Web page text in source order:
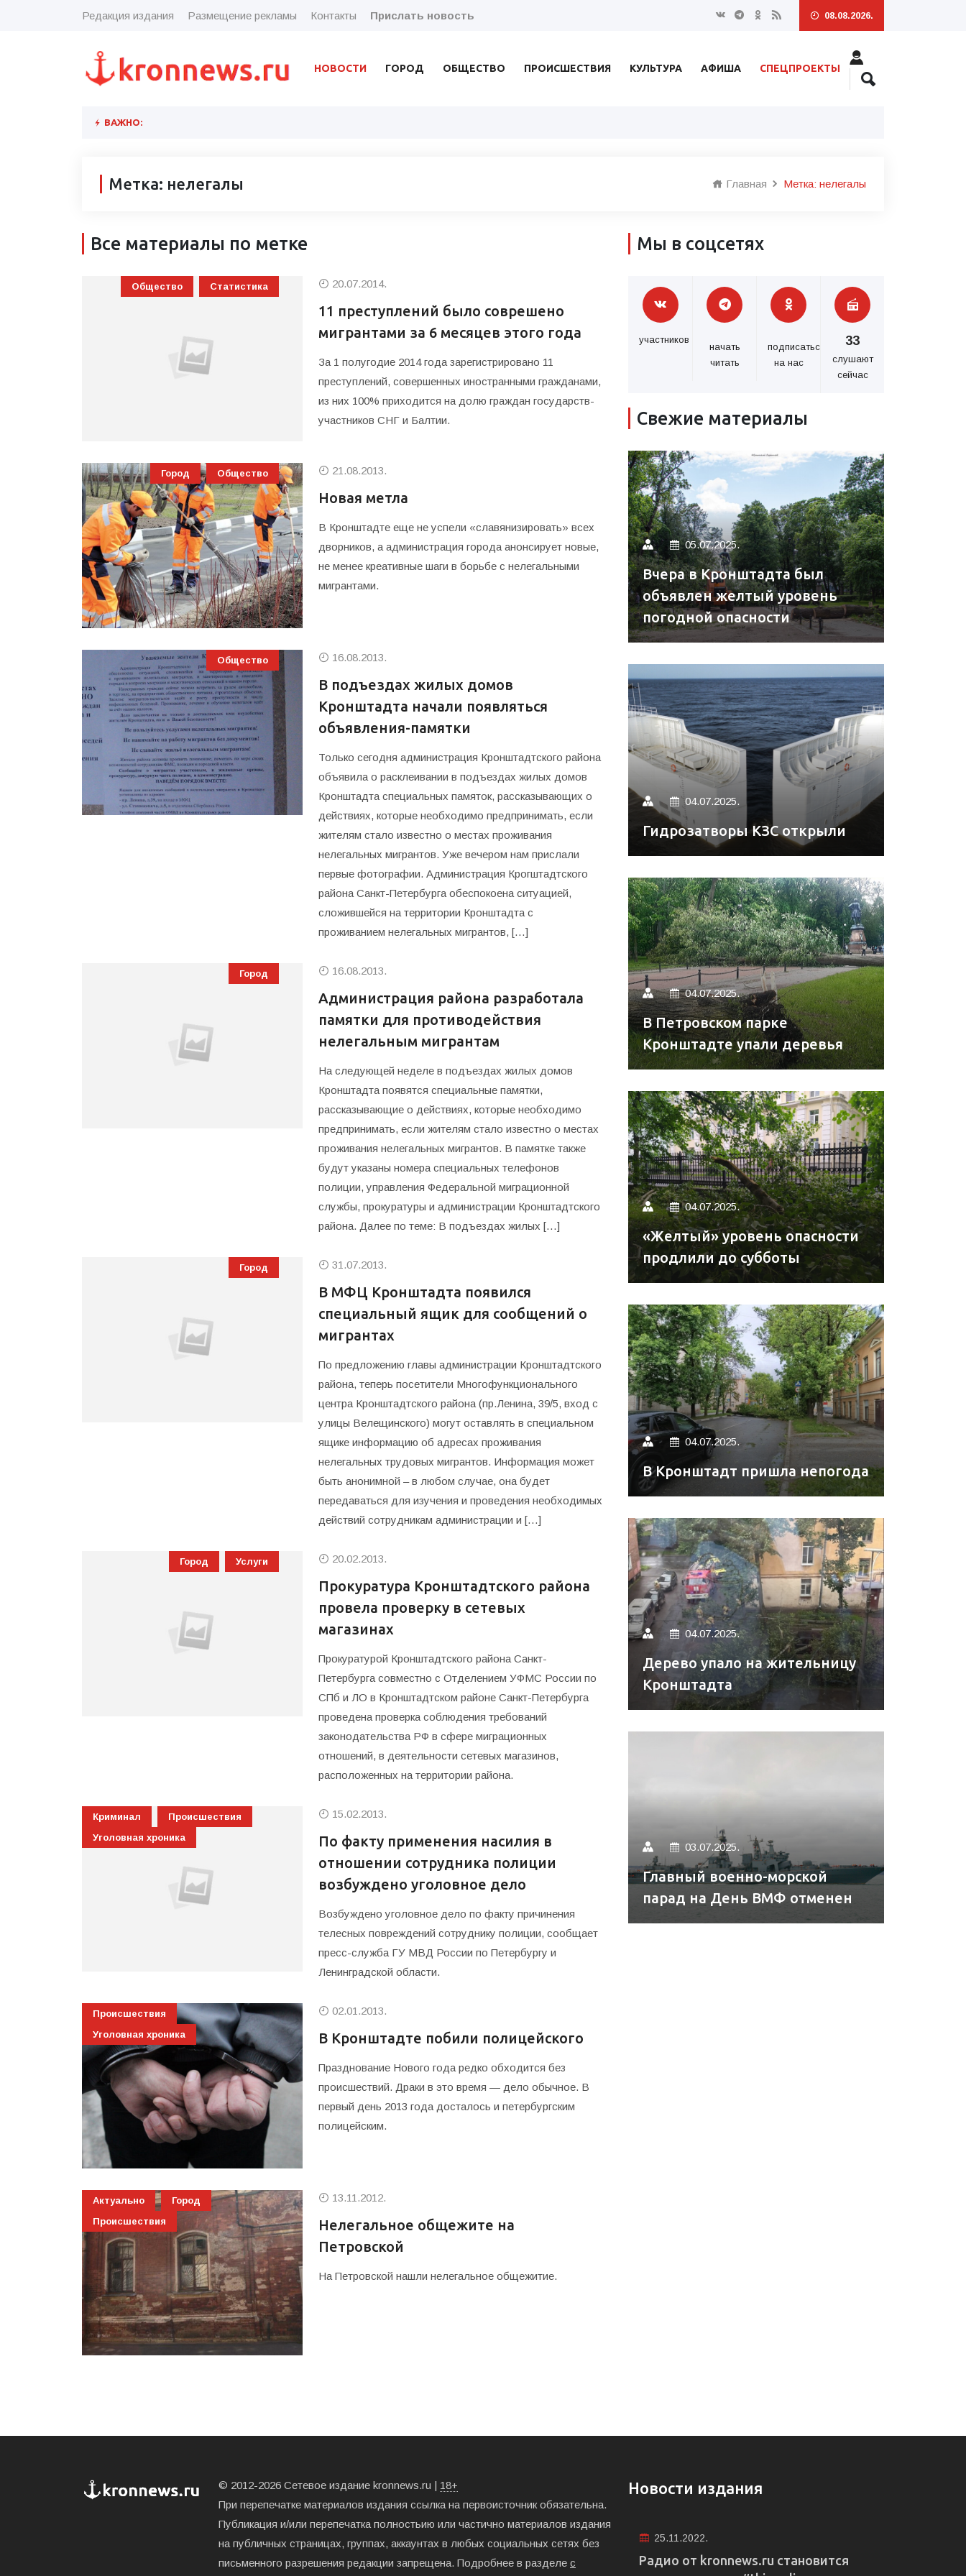
Редакция издания Размещение рекламы Контакты Прислать новость 08.08.2026.
НОВОСТИ ГОРОД ОБЩЕСТВО ПРОИСШЕСТВИЯ КУЛЬТУРА АФИША СПЕЦПРОЕКТЫ
ВАЖНО:
Метка: нелегалы Главная Метка: нелегалы
Все материалы по метке
Общество Статистика 20.07.2014.
11 преступлений было соврешено
мигрантами за 6 месяцев этого года
За 1 полугодие 2014 года зарегистрировано 11
преступлений, совершенных иностранными гражданами,
из них 100% приходится на долю граждан государств-
участников СНГ и Балтии.
Город Общество 21.08.2013.
Новая метла
В Кронштадте еще не успели «славянизировать» всех
дворников, а администрация города анонсирует новые,
не менее креативные шаги в борьбе с нелегальными
мигрантами.
Общество 16.08.2013.
В подъездах жилых домов
Кронштадта начали появляться
объявления-памятки
Только сегодня администрация Кронштадтского района
объявила о расклеивании в подъездах жилых домов
Кронштадта специальных памяток, рассказывающих о
действиях, которые необходимо предпринимать, если
жителям стало известно о местах проживания
нелегальных мигрантов. Уже вечером нам прислали
первые фотографии. Администрация Крогштадтского
района Санкт-Петербурга обеспокоена ситуацией,
сложившейся на территории Кронштадта с
проживанием нелегальных мигрантов, […]
Город 16.08.2013.
Администрация района разработала
памятки для противодействия
нелегальным мигрантам
На следующей неделе в подъездах жилых домов
Кронштадта появятся специальные памятки,
рассказывающие о действиях, которые необходимо
предпринимать, если жителям стало известно о местах
проживания нелегальных мигрантов. В памятке также
будут указаны номера специальных телефонов
полиции, управления Федеральной миграционной
службы, прокуратуры и администрации Кронштадтского
района. Далее по теме: В подъездах жилых […]
Город 31.07.2013.
В МФЦ Кронштадта появился
специальный ящик для сообщений о
мигрантах
По предложению главы администрации Кронштадтского
района, теперь посетители Многофункционального
центра Кронштадтского района (пр.Ленина, 39/5, вход с
улицы Велещинского) могут оставлять в специальном
ящике информацию об адресах проживания
нелегальных трудовых мигрантов. Информация может
быть анонимной – в любом случае, она будет
передаваться для изучения и проведения необходимых
действий сотрудникам администрации и […]
Город Услуги 20.02.2013.
Прокуратура Кронштадтского района
провела проверку в сетевых
магазинах
Прокуратурой Кронштадтского района Санкт-
Петербурга совместно с Отделением УФМС России по
СПб и ЛО в Кронштадтском районе Санкт-Петербурга
проведена проверка соблюдения требований
законодательства РФ в сфере миграционных
отношений, в деятельности сетевых магазинов,
расположенных на территории района.
Криминал
Происшествия
Уголовная хроника
15.02.2013.
По факту применения насилия в
отношении сотрудника полиции
возбуждено уголовное дело
Возбуждено уголовное дело по факту причинения
телесных повреждений сотруднику полиции, сообщает
пресс-служба ГУ МВД России по Петербургу и
Ленинградской области.
Происшествия
Уголовная хроника
02.01.2013.
В Кронштадте побили полицейского
Празднование Нового года редко обходится без
происшествий. Драки в это время — дело обычное. В
первый день 2013 года досталось и петербургским
полицейским.
Актуально
Город
Происшествия
13.11.2012.
Нелегальное общежите на
Петровской
На Петровской нашли нелегальное общежитие.
Мы в соцсетях
участников
начать
читать
подписаться
на нас
33
слушают
сейчас
Свежие материалы
05.07.2025.
Вчера в Кронштадта был
объявлен желтый уровень
погодной опасности
04.07.2025.
Гидрозатворы КЗС открыли
04.07.2025.
В Петровском парке
Кронштадте упали деревья
04.07.2025.
«Желтый» уровень опасности
продлили до субботы
04.07.2025.
В Кронштадт пришла непогода
04.07.2025.
Дерево упало на жительницу
Кронштадта
03.07.2025.
Главный военно-морской
парад на День ВМФ отменен
© 2012-2026 Сетевое издание kronnews.ru | 18+
При перепечатке материалов издания ссылка на первоисточник обязательна.
Публикация и/или перепечатка полностьию или частично материалов издания
на публичных страницах, группах, аккаунтах в любых социальных сетях без
письменного разрешения редакции запрещена. Подробнее в разделе с
Новости издания
25.11.2022.
Радио от kronnews.ru становится